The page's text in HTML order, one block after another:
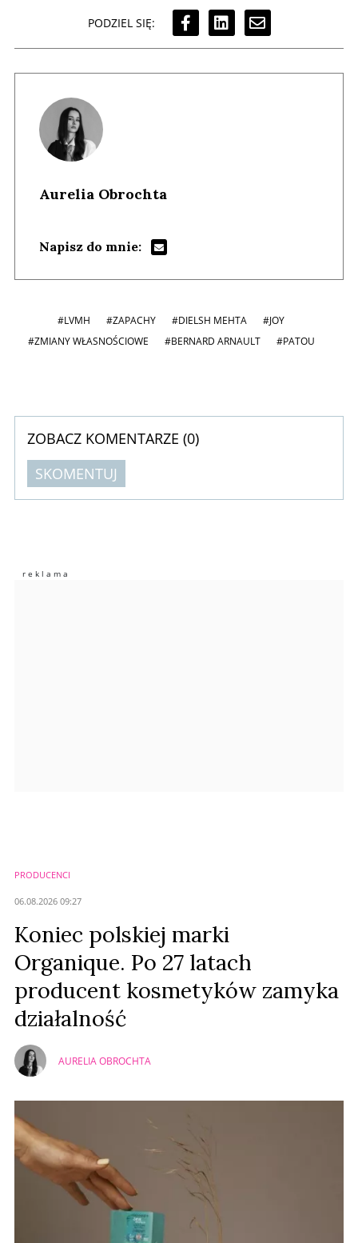
PODZIEL SIĘ:
Aurelia Obrochta
Napisz do mnie:
#LVMH #ZAPACHY #DIELSH MEHTA
#JOY
#ZMIANY WŁASNOŚCIOWE
#BERNARD ARNAULT #PATOU
ZOBACZ KOMENTARZE (0)
SKOMENTUJ
Imię (Wymagane)
PRODUCENCI
06.08.2026 09:27
Koniec polskiej marki
Organique. Po 27 latach
producent kosmetyków zamyka
działalność
AURELIA OBROCHTA